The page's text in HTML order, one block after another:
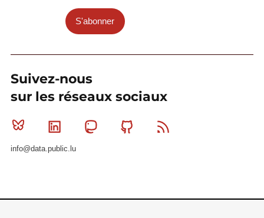
S'abonner
Suivez-nous
sur les réseaux sociaux
Bluesky Linkedin MastodonGithub
info@data.public.lu